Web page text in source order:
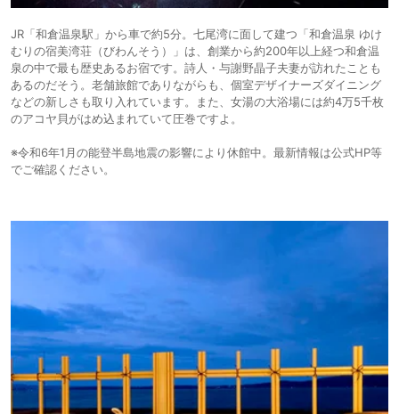
JR「和倉温泉駅」から車で約5分。七尾湾に面して建つ「和倉温泉 ゆけ
むりの宿美湾荘（びわんそう）」は、創業から約200年以上経つ和倉温
泉の中で最も歴史あるお宿です。詩人・与謝野晶子夫妻が訪れたことも
あるのだそう。老舗旅館でありながらも、個室デザイナーズダイニング
などの新しさも取り入れています。また、女湯の大浴場には約4万5千枚
のアコヤ貝がはめ込まれていて圧巻ですよ。
※令和6年1月の能登半島地震の影響により休館中。最新情報は公式HP等
でご確認ください。